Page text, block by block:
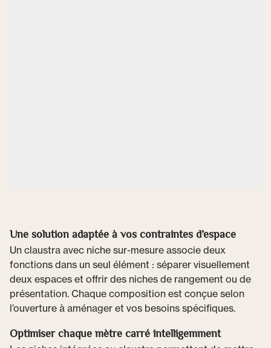
Une solution adaptée à vos contraintes d’espace
Un claustra avec niche sur-mesure associe deux
fonctions dans un seul élément : séparer visuellement
deux espaces et offrir des niches de rangement ou de
présentation. Chaque composition est conçue selon
l’ouverture à aménager et vos besoins spécifiques.
Optimiser chaque mètre carré intelligemment